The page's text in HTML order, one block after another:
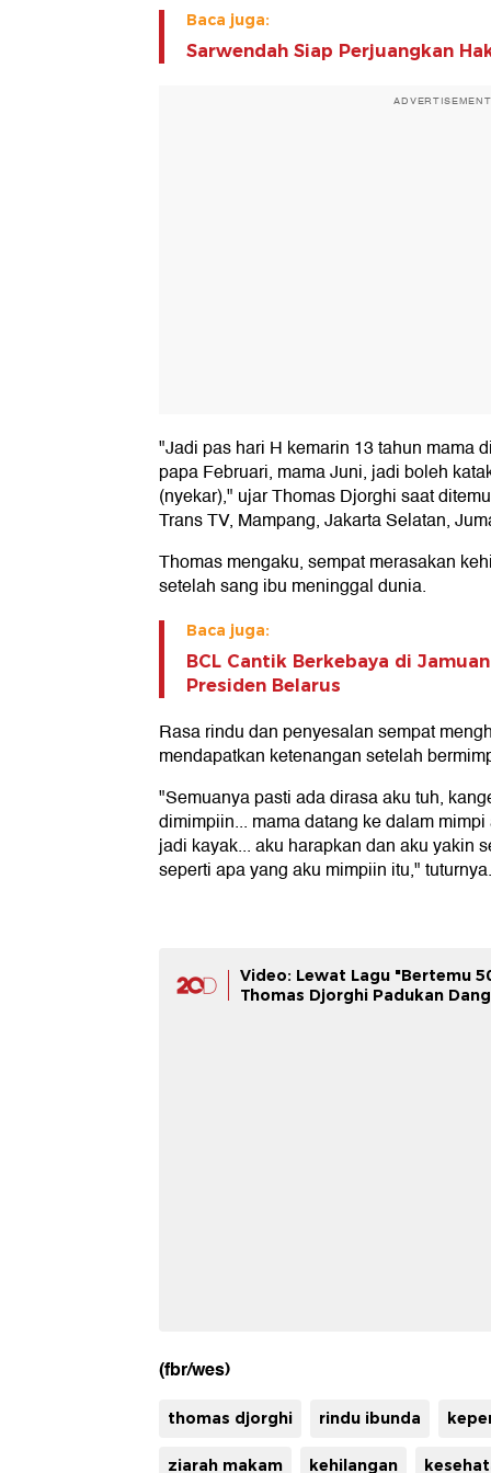
Baca juga:
Sarwendah Siap Perjuangkan
ADVERTISEMENT
"Jadi pas hari H kemarin 13 tahun mama
papa Februari, mama Juni, jadi boleh
(nyekar)," ujar Thomas Djorghi saat
Trans TV, Mampang, Jakarta Selatan,
Thomas mengaku, sempat merasakan
setelah sang ibu meninggal dunia.
Baca juga:
BCL Cantik Berkebaya di
Presiden Belarus
Rasa rindu dan penyesalan sempat
mendapatkan ketenangan setelah
"Semuanya pasti ada dirasa aku tuh,
dimimpiin... mama datang ke dalam
jadi kayak... aku harapkan dan aku yakin
seperti apa yang aku mimpiin itu," tuturnya.
Video: Lewat Lagu "Bertemu
Thomas Djorghi Padukan
(fbr/wes)
thomas djorghi rindu ibunda
ziarah makam kehilangan